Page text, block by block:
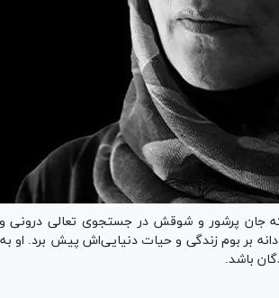
جان پرشور و شوقش در جستجوی تعالی درونی و
بر بوم زندگی و حیات دنیایی‌اش پیش برد. او به
باشد.